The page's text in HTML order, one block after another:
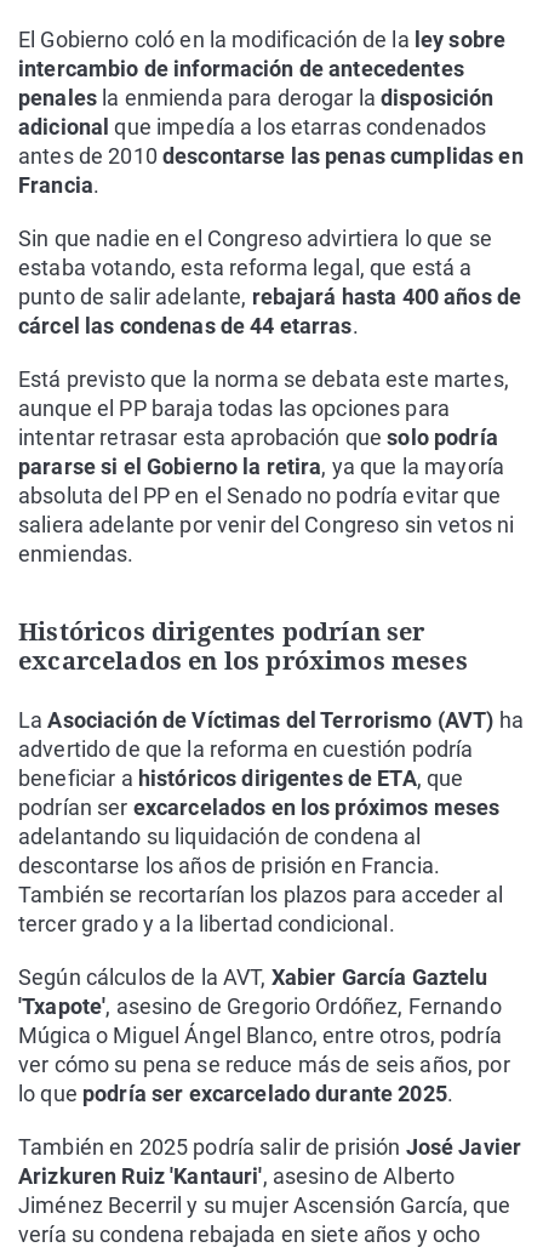
El Gobierno coló en la modificación de la ley sobre
intercambio de información de antecedentes
penales la enmienda para derogar ladisposición
adicional que impedía a los etarras condenados
antes de 2010 descontarse las penas cumplidas en
Francia.
Sin que nadie en el Congreso advirtiera lo que se
estaba votando, esta reforma legal, que está a
punto de salir adelante, rebajará hasta 400 años de
cárcel las condenas de 44 etarras.
Está previsto que la norma se debata este martes,
aunque el PP baraja todas las opciones para
intentar retrasar esta aprobación que solo podría
pararse si el Gobierno la retira, ya que la mayoría
absoluta del PP en el Senado no podría evitar que
saliera adelante por venir del Congreso sin vetos ni
enmiendas.
Históricos dirigentes podrían ser
excarcelados en los próximos meses
LaAsociación de Víctimas del Terrorismo (AVT) ha
advertido de que la reforma en cuestión podría
beneficiar a históricos dirigentes de ETA, que
podrían ser excarcelados en los próximos meses
adelantando su liquidación de condena al
descontarse los años de prisión en Francia.
También se recortarían los plazos para acceder al
tercer grado y a la libertad condicional.
Según cálculos de la AVT, Xabier García Gaztelu
'Txapote', asesino de Gregorio Ordóñez, Fernando
Múgica o Miguel Ángel Blanco, entre otros, podría
ver cómo su pena se reduce más de seis años, por
lo que podría ser excarcelado durante 2025.
También en 2025 podría salir de prisión José Javier
Arizkuren Ruiz 'Kantauri', asesino de Alberto
Jiménez Becerril y su mujer Ascensión García, que
vería su condena rebajada en siete años y ocho